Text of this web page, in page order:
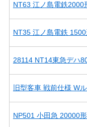
NT63 江ノ島電鉄
NT35 江ノ島電鉄
28114 NT14東急デハ
旧型客車 戦前仕様 W
NP501 小田急 20000